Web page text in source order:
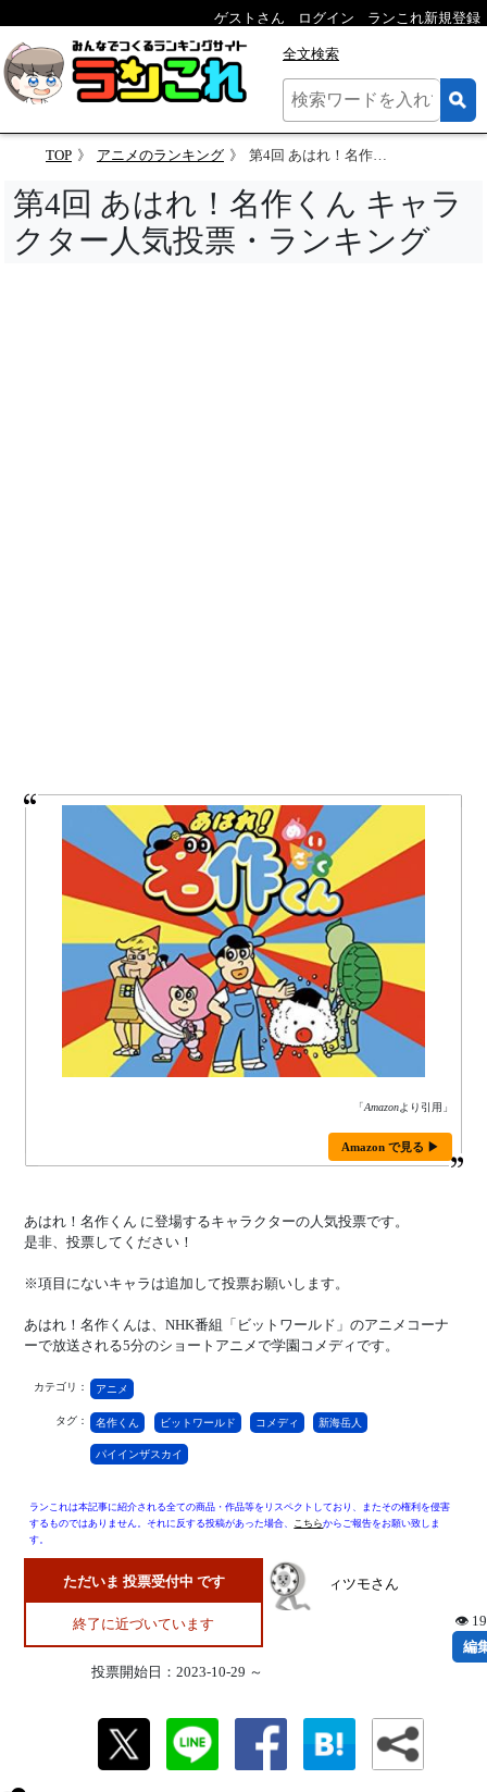
ゲストさん ログイン ランこれ新規登録
全文検索
TOP アニメのランキング 第4回 あはれ！名作くん キャラクター人気投票
第4回 あはれ！名作くん キャラ
クター人気投票・ランキング
「Amazonより引用」
Amazon で見る ▶
あはれ！名作くん に登場するキャラクターの人気投票です。
是非、投票してください！
※項目にないキャラは追加して投票お願いします。
あはれ！名作くんは、NHK番組「ビットワールド」のアニメコーナ
ーで放送される5分のショートアニメで学園コメディです。
カテゴリ： アニメ
タグ： 名作くん ビットワールド コメディ 新海岳人
パイインザスカイ
ランこれは本記事に紹介される全ての商品・作品等をリスペクトしており、またその権利を侵害
するものではありません。それに反する投稿があった場合、 こちらからご報告をお願い致しま
す。
ただいま 投票受付中 です
終了に近づいています
投票開始日：2023-10-29 ～
ィツモさん
👁
編